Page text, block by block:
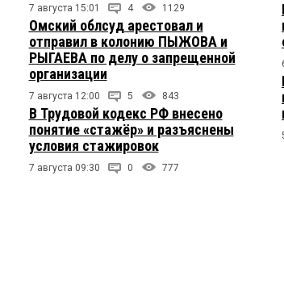
7 августа 15:01 4 1129
Омский облсуд арестовал и
отправил в колонию ПЫЖОВА и
РЫГАЕВА по делу о запрещенной
организации
7 августа 12:00 5 843
В Трудовой кодекс РФ внесено
понятие «стажёр» и разъяснены
условия стажировок
7 августа 09:30 0 777